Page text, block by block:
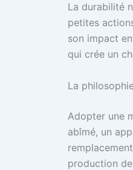
La durabilité
petites
son impact
qui crée un
La
Adopter une
abîmé, un
production